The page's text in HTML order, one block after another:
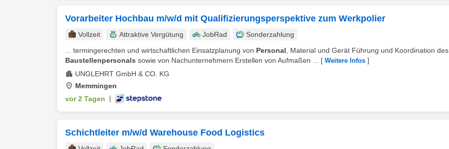
Vorarbeiter Hochbau m/w/d mit Qualifizierungsperspektive zum Werkpolier
Vollzeit Attraktive Vergütung JobRad
Sonderzahlung
... termingerechten und wirtschaftlichen Einsatzplanung von Personal , Material und Gerät Führung und Koordination des
Baustellenpersonals sowie von Nachunternehmern Erstellen von Aufmaßen ... [ Weitere Infos ]
UNGLEHRT GmbH & CO. KG
Memmingen
vor 2 Tagen
Schichtleiter m/w/d Warehouse Food Logistics